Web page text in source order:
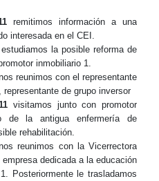
remitimos información a una
interesada en el CEI.
la posible reforma de
inmobiliario 1.
reunimos con el representante
de grupo inversor
visitamos junto con promotor
de la antigua enfermería de
rehabilitación.
reunimos con la Vicerrectora
dedicada a la educación
Posteriormente le trasladamos